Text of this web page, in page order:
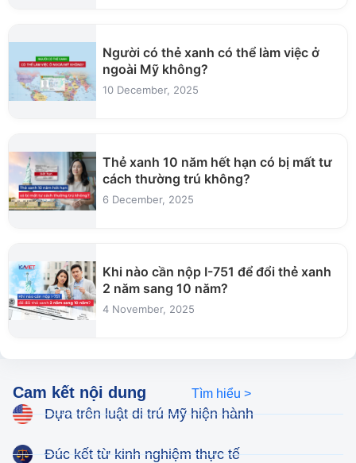
Người có thẻ xanh có thể làm việc ở
ngoài Mỹ không?
10 December, 2025
Thẻ xanh 10 năm hết hạn có bị mất tư
cách thường trú không?
6 December, 2025
Khi nào cần nộp I-751 để đổi thẻ xanh
2 năm sang 10 năm?
4 November, 2025
Cam kết nội dung Tìm hiểu >
Dựa trên luật di trú Mỹ hiện hành
Đúc kết từ kinh nghiệm thực tế